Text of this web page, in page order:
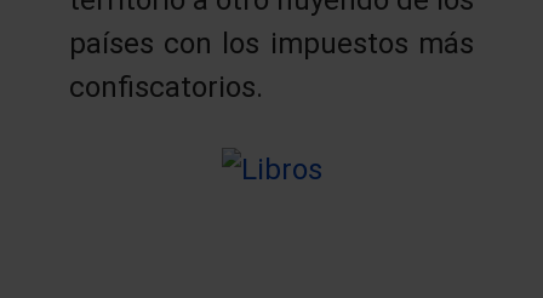
países con los impuestos más
confiscatorios.